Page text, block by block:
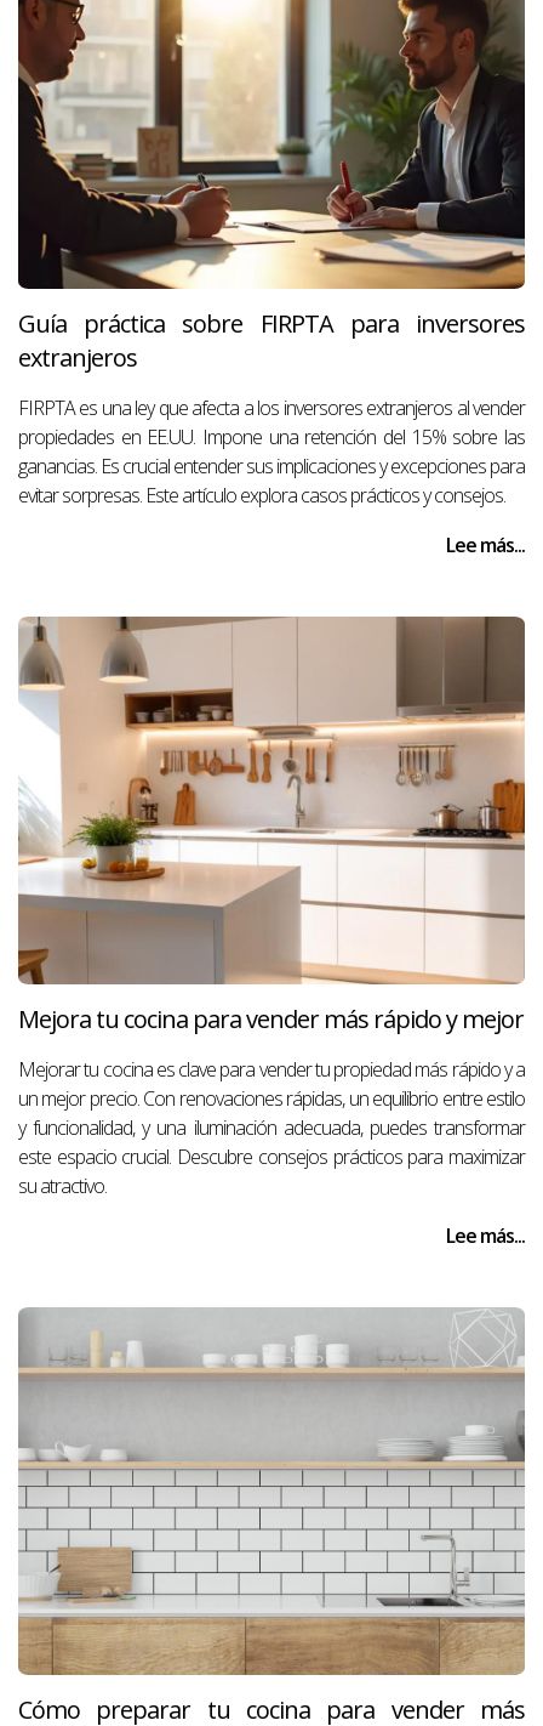
Guía práctica sobre FIRPTA para inversores
extranjeros
FIRPTA es una ley que afecta a los inversores extranjeros al vender
propiedades en EE.UU. Impone una retención del 15% sobre las
ganancias. Es crucial entender sus implicaciones y excepciones para
evitar sorpresas. Este artículo explora casos prácticos y consejos.
Lee más...
Mejora tu cocina para vender más rápido y mejor
Mejorar tu cocina es clave para vender tu propiedad más rápido y a
un mejor precio. Con renovaciones rápidas, un equilibrio entre estilo
y funcionalidad, y una iluminación adecuada, puedes transformar
este espacio crucial. Descubre consejos prácticos para maximizar
su atractivo.
Lee más...
Cómo preparar tu cocina para vender más